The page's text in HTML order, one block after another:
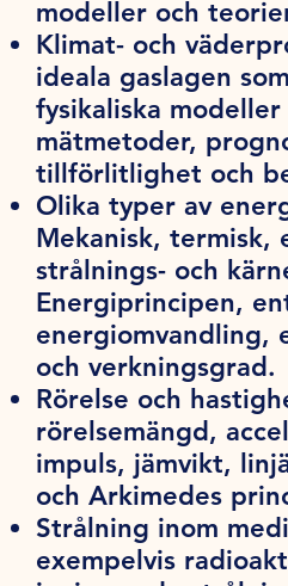
modeller och
Klimat- och
ideala gaslagen
fysikaliska modeller
mätmetoder,
tillförlitlighet och
Olika typer av
Mekanisk, termisk,
strålnings- och
Energiprincipen,
energiomvandling,
och verkningsgrad.
Rörelse och
rörelsemängd,
impuls, jämvikt,
och Arkimedes
Strålning inom
exempelvis